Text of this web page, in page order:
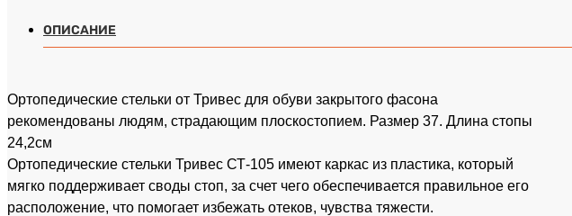
ОПИСАНИЕ
Ортопедические стельки от Тривес для обуви закрытого фасона
рекомендованы людям, страдающим плоскостопием. Размер 37. Длина стопы
24,2см
Ортопедические стельки Тривес СТ-105 имеют каркас из пластика, который
мягко поддерживает своды стоп, за счет чего обеспечивается правильное его
расположение, что помогает избежать отеков, чувства тяжести.